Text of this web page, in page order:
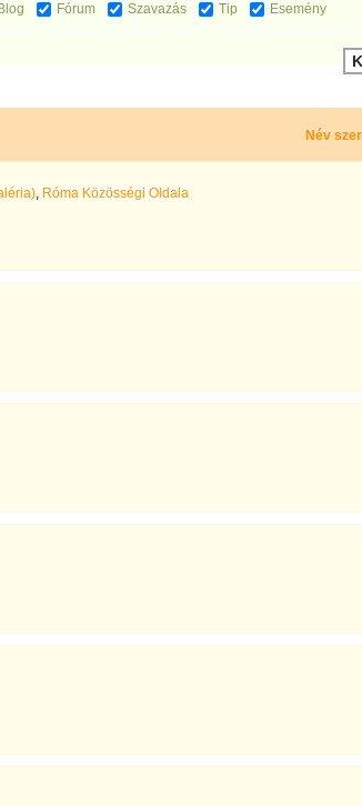
Blog Fórum Szavazás Tip Esemény
Név
, Róma Közösségi Oldala